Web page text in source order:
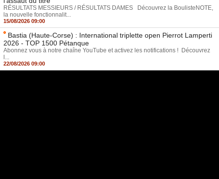
RÉSULTATS MESSIEURS / RÉSULTATS DAMES Découvrez la BoulisteNOTE,
la nouvelle fonctionnalit...
15/08/2026 09:00
Bastia (Haute-Corse) : International triplette open Pierrot Lamperti
2026 - TOP 1500 Pétanque
Abonnez vous à notre chaîne YouTube et activez les notifications ! Découvrez
l...
22/08/2026 09:00